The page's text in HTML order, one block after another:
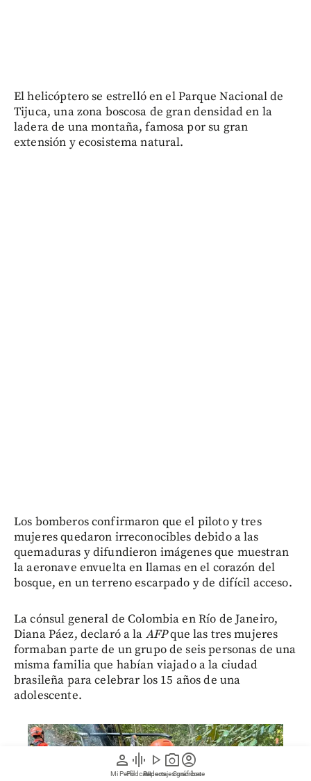
person
Mi Perfil
graphic_eq
Pódcast
play_arrow
Videos
photo_camera
Reportajes gráficos
account_circle
Suscríbete
El helicóptero se estrelló en el Parque Nacional de
Tijuca, una zona boscosa de gran densidad en la
ladera de una montaña, famosa por su gran
extensión y ecosistema natural.
Los bomberos confirmaron que el piloto y tres
mujeres quedaron irreconocibles debido a las
quemaduras y difundieron imágenes que muestran
la aeronave envuelta en llamas en el corazón del
bosque, en un terreno escarpado y de difícil acceso.
La cónsul general de Colombia en Río de Janeiro,
Diana Páez, declaró a la AFPque las tres mujeres
formaban parte de un grupo de seis personas de una
misma familia que habían viajado a la ciudad
brasileña para celebrar los 15 años de una
adolescente.